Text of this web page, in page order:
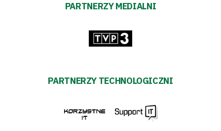
PARTNERZY MEDIALNI
PARTNERZY TECHNOLOGICZNI